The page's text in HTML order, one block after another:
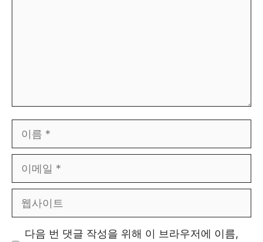
름
메
사
다음 번 댓글 작성을 위해 이 브라우저에 이름,